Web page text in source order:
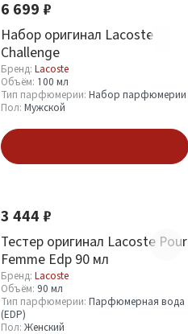
6 699 ₽
Набор оригинал Lacoste
Challenge
Бренд: Lacoste
Объём: 100 мл
Тип парфюмерии: Набор парфюмерии
Пол: Мужской
3 444 ₽
Тестер оригинал Lacoste Pour
Femme Edp 90 мл
Бренд: Lacoste
Объём: 90 мл
Тип парфюмерии: Парфюмерная вода
(EDP)
Пол: Женский